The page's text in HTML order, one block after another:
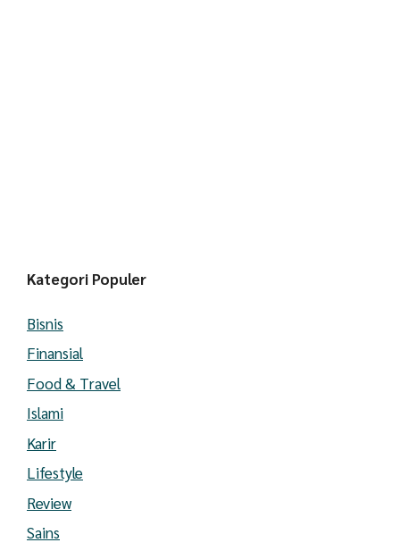
Kategori Populer
Bisnis
Finansial
Food & Travel
Islami
Karir
Lifestyle
Review
Sains